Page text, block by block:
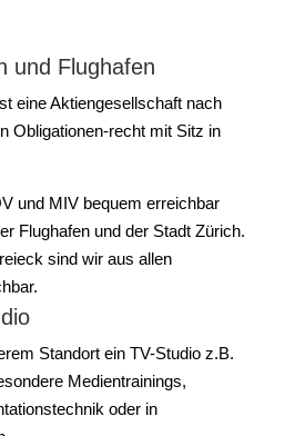
und Flughafen
eine Aktiengesellschaft nach
Obligationen-recht mit Sitz in
und MIV bequem erreichbar
Flughafen und der Stadt Zürich.
sind wir aus allen
Standort ein TV-Studio z.B.
Medientrainings,
oder in